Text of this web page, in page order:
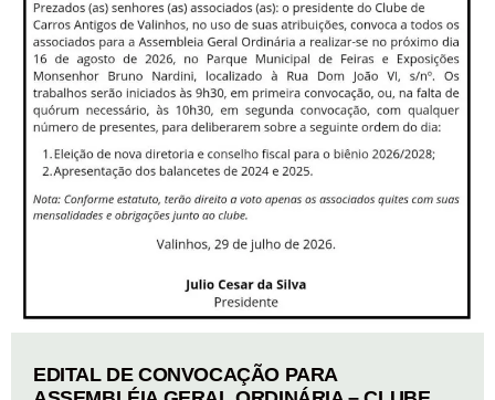
EDITAL DE CONVOCAÇÃO PARA